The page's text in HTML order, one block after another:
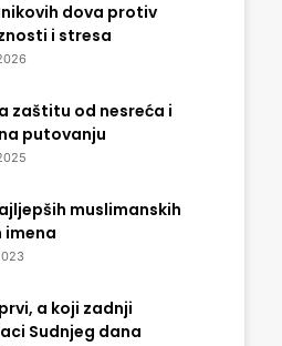
dova protiv
i stresa
zaštitu od nesreća i
putovanju
muslimanskih
imena
a koji zadnji
Sudnjeg dana